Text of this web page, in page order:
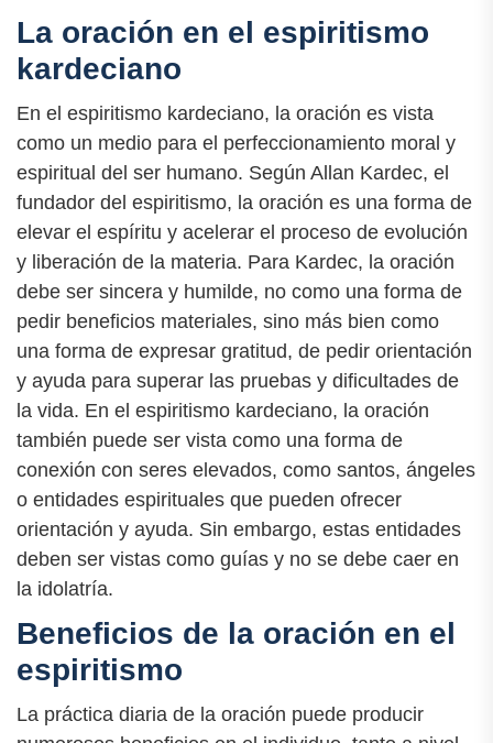
La oración en el espiritismo
kardeciano
En el espiritismo kardeciano, la oración es vista
como un medio para el perfeccionamiento moral y
espiritual del ser humano. Según Allan Kardec, el
fundador del espiritismo, la oración es una forma de
elevar el espíritu y acelerar el proceso de evolución
y liberación de la materia. Para Kardec, la oración
debe ser sincera y humilde, no como una forma de
pedir beneficios materiales, sino más bien como
una forma de expresar gratitud, de pedir orientación
y ayuda para superar las pruebas y dificultades de
la vida. En el espiritismo kardeciano, la oración
también puede ser vista como una forma de
conexión con seres elevados, como santos, ángeles
o entidades espirituales que pueden ofrecer
orientación y ayuda. Sin embargo, estas entidades
deben ser vistas como guías y no se debe caer en
la idolatría.
Beneficios de la oración en el
espiritismo
La práctica diaria de la oración puede producir